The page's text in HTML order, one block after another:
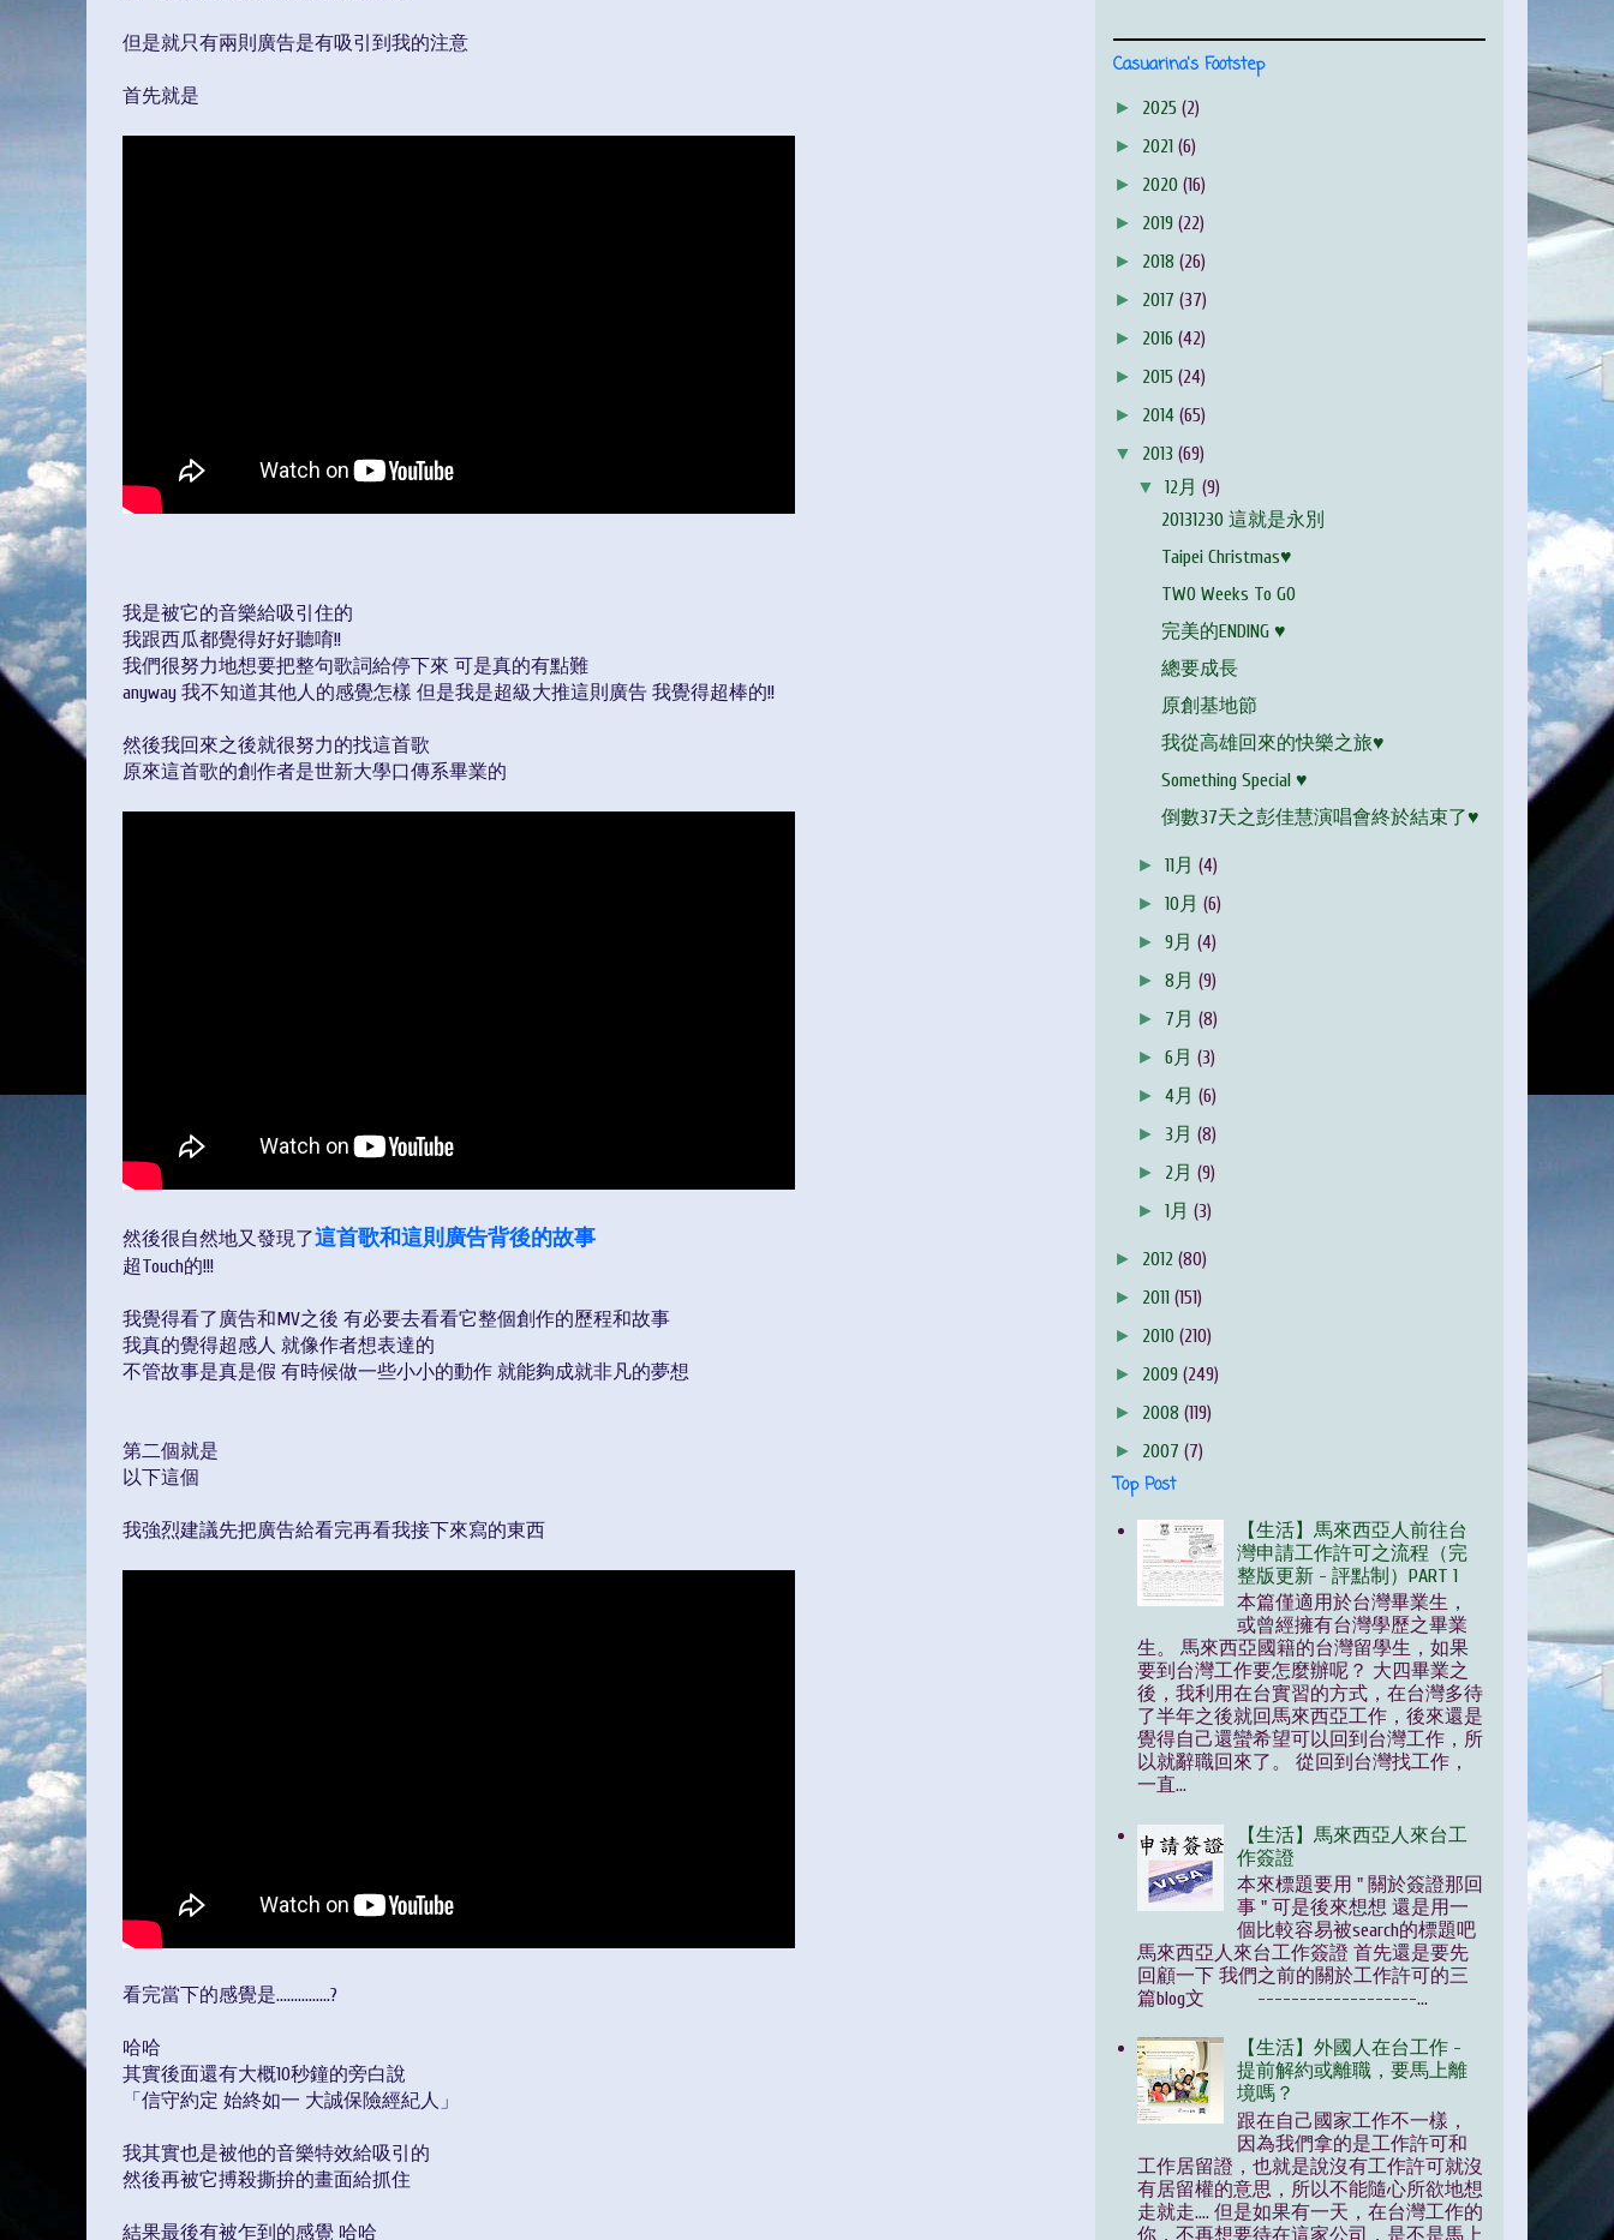
但是就只有兩則廣告是有吸引到我的注意
首先就是
我是被它的音樂給吸引住的
我跟西瓜都覺得好好聽唷!!
我們很努力地想要把整句歌詞給停下來 可是真的有點難
anyway 我不知道其他人的感覺怎樣 但是我是超級大推這則廣告 我覺得超棒的!!
然後我回來之後就很努力的找這首歌
原來這首歌的創作者是世新大學口傳系畢業的
然後很自然地又發現了這首歌和這則廣告背後的故事
超Touch的!!!
我覺得看了廣告和MV之後 有必要去看看它整個創作的歷程和故事
我真的覺得超感人 就像作者想表達的
不管故事是真是假 有時候做一些小小的動作 就能夠成就非凡的夢想
第二個就是
以下這個
我強烈建議先把廣告給看完再看我接下來寫的東西
看完當下的感覺是...............?
哈哈
其實後面還有大概10秒鐘的旁白說
「信守約定 始終如一 大誠保險經紀人」
我其實也是被他的音樂特效給吸引的
然後再被它搏殺撕拚的畫面給抓住
結果最後有被乍到的感覺 哈哈
Casuarina's Footstep
► 2025 (2)
► 2021 (6)
► 2020 (16)
► 2019 (22)
► 2018 (26)
► 2017 (37)
► 2016 (42)
► 2015 (24)
► 2014 (65)
▼ 2013 (69)
▼12月(9)
20131230 這就是永別
Taipei Christmas♥
TWO Weeks To GO
完美的ENDING ♥
總要成長
原創基地節
我從高雄回來的快樂之旅♥
Something Special ♥
倒數37天之彭佳慧演唱會終於結束了♥
►11月(4)
►10月(6)
►9月(4)
►8月(9)
► 7月(8)
►6月(3)
►4月(6)
► 3月(8)
► 2月(9)
►1月(3)
► 2012 (80)
► 2011 (151)
► 2010 (210)
► 2009 (249)
► 2008 (119)
► 2007 (7)
Top Post
【生活】馬來西亞人前往台
灣申請工作許可之流程（完
整版更新 - 評點制）PART 1
本篇僅適用於台灣畢業生，
或曾經擁有台灣學歷之畢業
生。 馬來西亞國籍的台灣留學生，如果
要到台灣工作要怎麼辦呢？ 大四畢業之
後，我利用在台實習的方式，在台灣多待
了半年之後就回馬來西亞工作，後來還是
覺得自己還蠻希望可以回到台灣工作，所
以就辭職回來了。 從回到台灣找工作，
一直...
【生活】馬來西亞人來台工
作簽證
本來標題要用 " 關於簽證那回
事 " 可是後來想想 還是用一
個比較容易被search的標題吧
馬來西亞人來台工作簽證 首先還是要先
回顧一下 我們之前的關於工作許可的三
篇blog文 -------------------...
【生活】外國人在台工作 -
提前解約或離職，要馬上離
境嗎？
跟在自己國家工作不一樣，
因為我們拿的是工作許可和
工作居留證，也就是說沒有工作許可就沒
有居留權的意思，所以不能隨心所欲地想
走就走.... 但是如果有一天，在台灣工作的
你，不再想要待在這家公司，是不是馬上